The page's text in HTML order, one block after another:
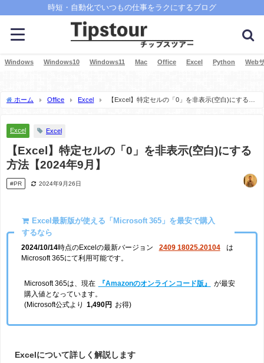
時短・自動化でいつもの仕事をラクにするブログ
Windows Windows10 Windows11 Mac Office Excel Python Web
ホーム Office Excel
【Excel】特定セルの「0」を非表示(空白)にする方
Excel Excel
【Excel】特定セルの「0」を非表示(空白)にする
方法【2024年9月】
#PR 2024年9月26日
Excel最新版が使える「Microsoft 365」を最安で購入
するなら
2024/10/14時点のExcelの最新バージョン 2409 18025.20104
は
Microsoft 365にて利用可能です。
Microsoft 365は、現在 『Amazonのオンラインコード版』
が最安
購入値となっています。
(Microsoft公式より
1,490円 お得)
Excelについて詳しく解説します